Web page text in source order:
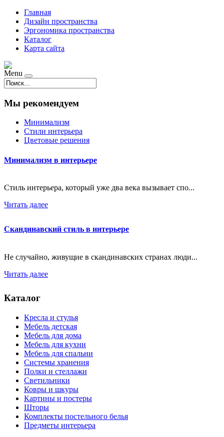
Главная
Дизайн пространства
Эргономика пространства
Каталог
Карта сайта
Menu
Мы рекомендуем
Минимализм
Стили интерьера
Цветовые решения
Минимализм в интерьере
Стиль интерьера, который уже два века вызывает спо...
Читать далее
Скандинавский стиль в интерьере
Не случайно, живущие в скандинавских странах люди...
Читать далее
Каталог
Кресла и стулья
Мебель детская
Мебель для дома
Мебель для кухни
Мебель для спальни
Системы хранения
Полки и стеллажи
Светильники
Ковры и шкуры
Картины и постеры
Шторы
Комплекты постельного белья
Предметы интерьера